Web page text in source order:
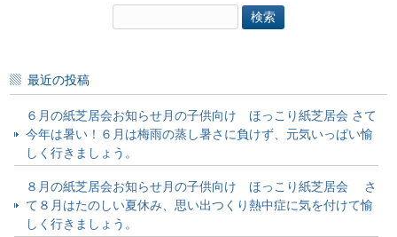
索:
最近の投稿
６月の紙芝居会お知らせ月の子供向け ほっこり紙芝居会 さて
今年は暑い！６月は梅雨の蒸し暑さに負けず、元気いっぱい愉
しく行きましょう。
８月の紙芝居会お知らせ月の子供向け ほっこり紙芝居会 さ
て８月はたのしい夏休み、思い出つくり熱中症に気を付けて愉
しく行きましょう。